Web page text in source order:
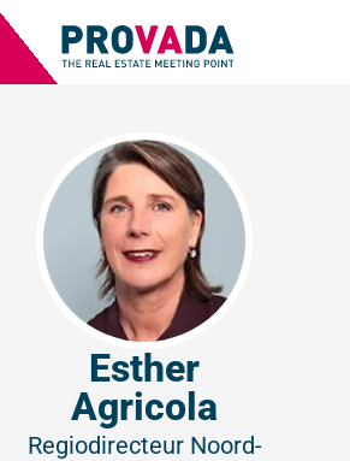
Esther
Agricola
Regiodirecteur Noord-